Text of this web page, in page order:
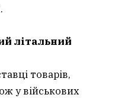
літальний
товарів,
у військових